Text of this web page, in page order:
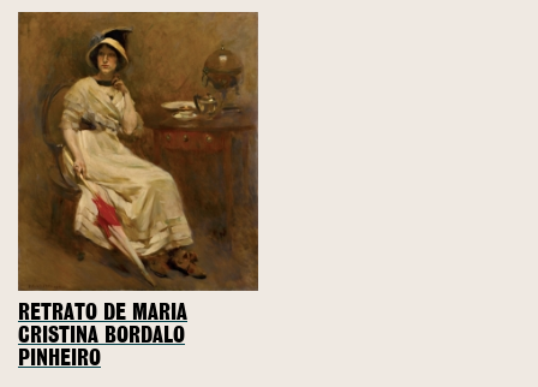
RETRATO DE MARIA
CRISTINA BORDALO
PINHEIRO